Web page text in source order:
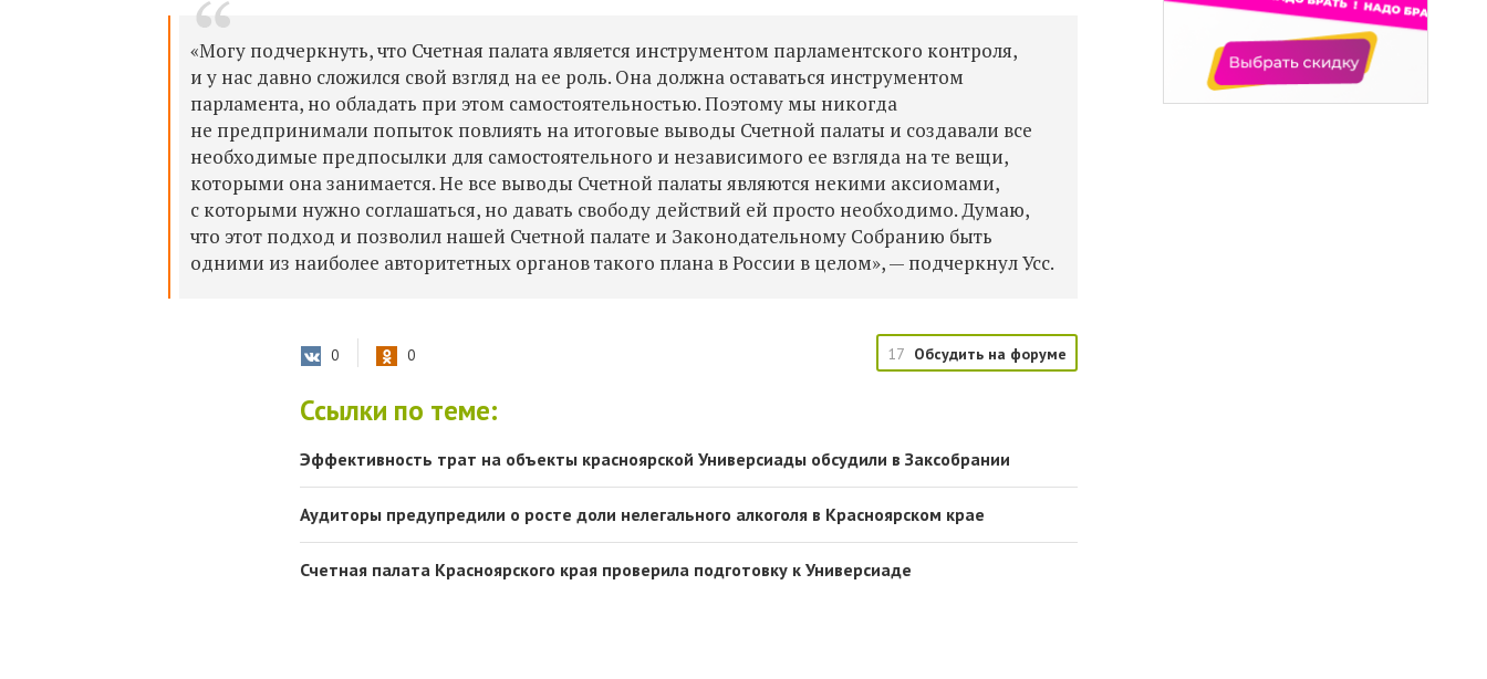
«Могу подчеркнуть, что Счетная палата является инструментом парламентского контроля,
и у нас давно сложился свой взгляд на ее роль. Она должна оставаться инструментом
парламента, но обладать при этом самостоятельностью. Поэтому мы никогда
не предпринимали попыток повлиять на итоговые выводы Счетной палаты и создавали все
необходимые предпосылки для самостоятельного и независимого ее взгляда на те вещи,
которыми она занимается. Не все выводы Счетной палаты являются некими аксиомами,
с которыми нужно соглашаться, но давать свободу действий ей просто необходимо. Думаю,
что этот подход и позволил нашей Счетной палате и Законодательному Собранию быть
одними из наиболее авторитетных органов такого плана в России в целом», — подчеркнул Усс.
0 0 17 Обсудить на форуме
Ссылки по теме:
Эффективность трат на объекты красноярской Универсиады обсудили в Заксобрании
Аудиторы предупредили о росте доли нелегального алкоголя в Красноярском крае
Счетная палата Красноярского края проверила подготовку к Универсиаде